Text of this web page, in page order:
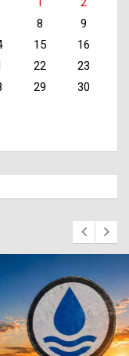
8
9
15
16
22
23
29
30